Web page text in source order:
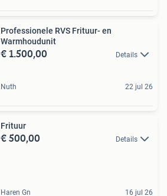
Professionele RVS Frituur- en
Warmhoudunit
€ 1.500,00 Details
Nuth 22 jul 26
Frituur
€ 500,00 Details
Haren Gn 16 jul 26